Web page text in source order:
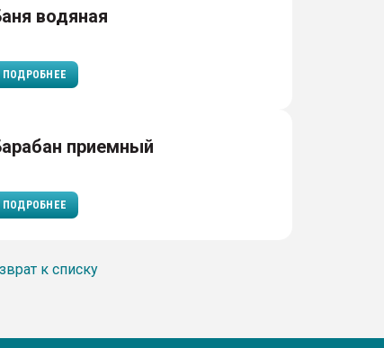
водяная
ПОДРОБНЕЕ
приемный
ПОДРОБНЕЕ
к списку